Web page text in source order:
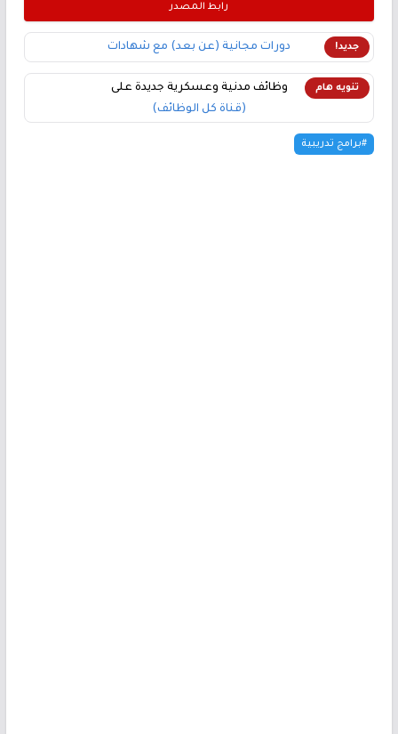
رابط المصدر
جديد! دورات مجانية (عن بعد) مع شهادات
تنويه هام
وظائف مدنية وعسكرية جديدة على
(قناة كل الوظائف)
#برامج تدريبية